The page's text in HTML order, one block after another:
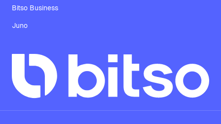
Bitso Business
Juno